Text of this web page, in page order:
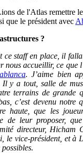
que le président avec
?
ce staff en place, il
nous accueillir, ce que
. J’aime bien
Il y a tout, salle de
terrains de grande
c’est devenu notre
haute, que les
de leur proposer,
directeur, Hicham
le vice-président, et à